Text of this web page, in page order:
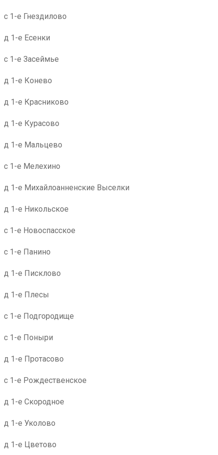
с 1-е Гнездилово
д 1-е Есенки
с 1-е Засеймье
д 1-е Конево
д 1-е Красниково
д 1-е Курасово
д 1-е Мальцево
с 1-е Мелехино
д 1-е Михайлоанненские Выселки
д 1-е Никольское
с 1-е Новоспасское
с 1-е Панино
д 1-е Писклово
д 1-е Плесы
с 1-е Подгородище
с 1-е Поныри
д 1-е Протасово
с 1-е Рождественское
д 1-е Скородное
д 1-е Уколово
д 1-е Цветово